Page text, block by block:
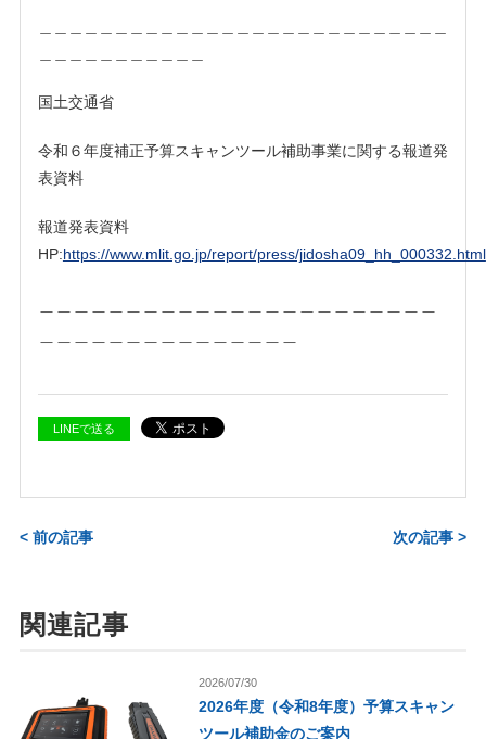
国土交通省
令和６年度補正予算スキャンツール補助事業に関する報道発
表資料
報道発表資料
HP:https://www.mlit.go.jp/report/press/jidosha09_hh_000332.html
LINEで送る
< 前の記事 次の記事 >
関連記事
2026/07/30
2026年度（令和8年度）予算スキャン
ツール補助金のご案内